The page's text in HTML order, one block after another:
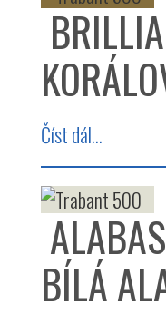
Číst dál...
BÍLÁ